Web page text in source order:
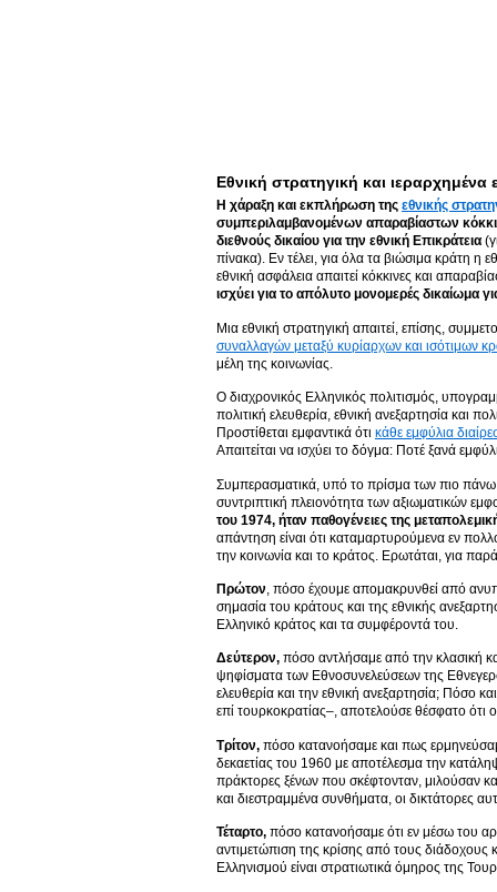
Εθνική στρατηγική και ιεραρχημένα
Η χάραξη και εκπλήρωση της εθνικής
συμπεριλαμβανομένων απαραβίαστων
διεθνούς δικαίου για την εθνική Επικράτεια
πίνακα). Εν τέλει, για όλα τα βιώσιμα κράτη η
εθνική ασφάλεια απαιτεί κόκκινες και
ισχύει για το απόλυτο μονομερές δικαίωμα
Μια εθνική στρατηγική απαιτεί, επίσης,
συναλλαγών μεταξύ κυρίαρχων και ισότιμων
μέλη της κοινωνίας.
Ο διαχρονικός Ελληνικός πολιτισμός,
πολιτική ελευθερία, εθνική ανεξαρτησία και
Προστίθεται εμφαντικά ότι κάθε εμφύλια
Απαιτείται να ισχύει το δόγμα: Ποτέ ξανά
Συμπερασματικά, υπό το πρίσμα των πιο
συντριπτική πλειονότητα των αξιωματικών
του 1974, ήταν παθογένειες της
απάντηση είναι ότι καταμαρτυρούμενα εν
την κοινωνία και το κράτος. Ερωτάται, για
Πρώτον, πόσο έχουμε απομακρυνθεί από
σημασία του κράτους και της εθνικής
Ελληνικό κράτος και τα συμφέροντά του.
Δεύτερον, πόσο αντλήσαμε από την κλασική
ψηφίσματα των Εθνοσυνελεύσεων της
ελευθερία και την εθνική ανεξαρτησία; Πόσο
επί τουρκοκρατίας–, αποτελούσε θέσφατο ότι
Τρίτον, πόσο κατανοήσαμε και πως
δεκαετίας του 1960 με αποτέλεσμα την
πράκτορες ξένων που σκέφτονταν, μιλούσαν
και διεστραμμένα συνθήματα, οι δικτάτορες
Τέταρτο, πόσο κατανοήσαμε ότι εν μέσω του
αντιμετώπιση της κρίσης από τους διάδοχους
Ελληνισμού είναι στρατιωτικά όμηρος της